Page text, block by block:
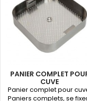
PANIER COMPLET
CUVE
Panier complet pour
Paniers complets, se